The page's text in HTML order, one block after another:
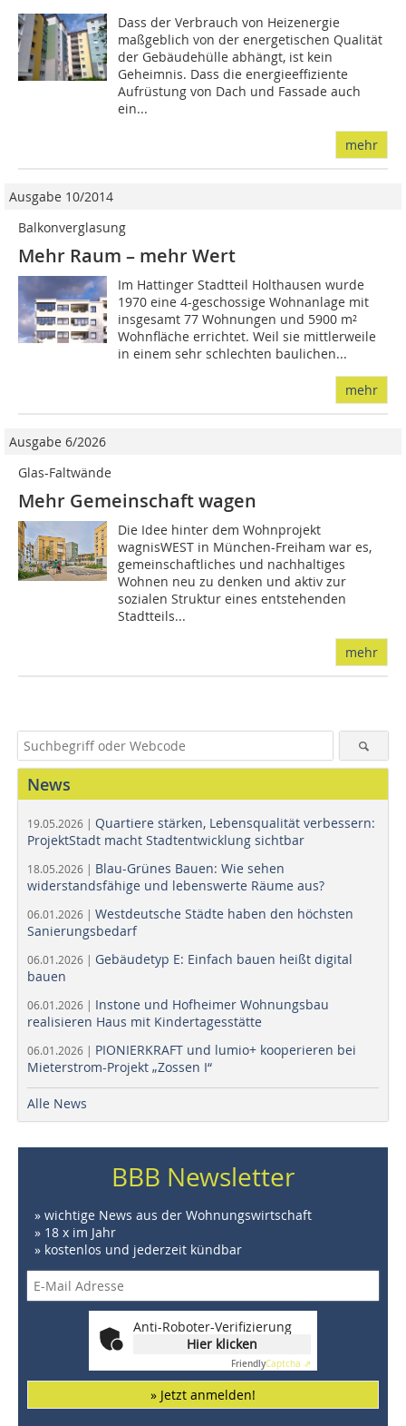
Dass der Verbrauch von Heizenergie
maßgeblich von der energetischen Qualität
der Gebäudehülle abhängt, ist kein
Geheimnis. Dass die energieeffiziente
Aufrüstung von Dach und Fassade auch
ein...
mehr
Ausgabe 10/2014
Balkonverglasung
Mehr Raum – mehr Wert
Im Hattinger Stadtteil Holthausen wurde
1970 eine 4-geschossige Wohnanlage mit
insgesamt 77 Wohnungen und 5900 m²
Wohnfläche errichtet. Weil sie mittlerweile
in einem sehr schlechten baulichen...
mehr
Ausgabe 6/2026
Glas-Faltwände
Mehr Gemeinschaft wagen
Die Idee hinter dem Wohnprojekt
wagnisWEST in München-Freiham war es,
gemeinschaftliches und nachhaltiges
Wohnen neu zu denken und aktiv zur
sozialen Struktur eines entstehenden
Stadtteils...
mehr
News
19.05.2026 | Quartiere stärken, Lebensqualität verbessern:
ProjektStadt macht Stadtentwicklung sichtbar
18.05.2026 | Blau-Grünes Bauen: Wie sehen
widerstandsfähige und lebenswerte Räume aus?
06.01.2026 | Westdeutsche Städte haben den höchsten
Sanierungsbedarf
06.01.2026 | Gebäudetyp E: Einfach bauen heißt digital
bauen
06.01.2026 | Instone und Hofheimer Wohnungsbau
realisieren Haus mit Kindertagesstätte
06.01.2026 | PIONIERKRAFT und lumio+ kooperieren bei
Mieterstrom-Projekt „Zossen I“
Alle News
BBB Newsletter
» wichtige News aus der Wohnungswirtschaft
» 18 x im Jahr
» kostenlos und jederzeit kündbar
Anti-Roboter-Verifizierung
Hier klicken
FriendlyCaptcha ⇗
» Jetzt anmelden!